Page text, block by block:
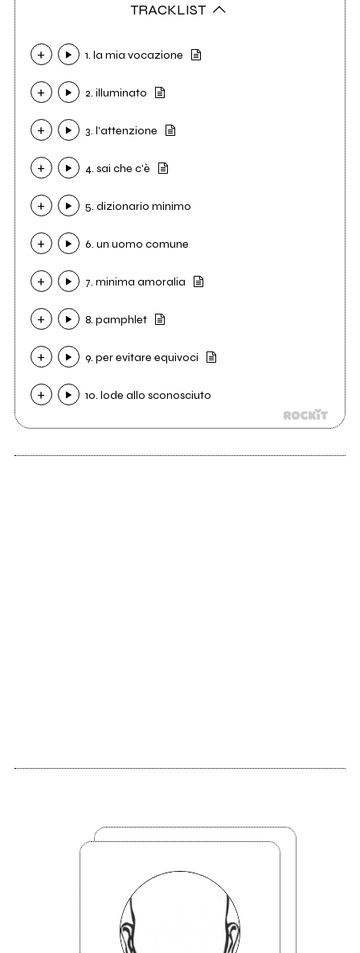
TRACKLIST
1. la mia vocazione
2. illuminato
3. l'attenzione
4. sai che c'è
5. dizionario minimo
6. un uomo comune
7. minima amoralia
8. pamphlet
9. per evitare equivoci
10. lode allo sconosciuto